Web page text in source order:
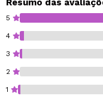
Resumo das
5
4
3
2
1